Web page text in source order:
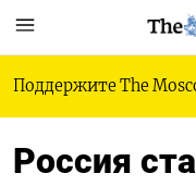
Поддержите The
Россия